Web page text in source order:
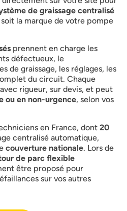
de graissage centralisé
la marque de votre pompe
prennent en charge les
défectueux, le
de graissage, les réglages, les
du circuit. Chaque
rigueur, sur devis, et peut
ou en non-urgence, selon vos
en France, dont 20
centralisé automatique,
couverture nationale. Lors de
de parc flexible
être proposé pour
sur vos autres